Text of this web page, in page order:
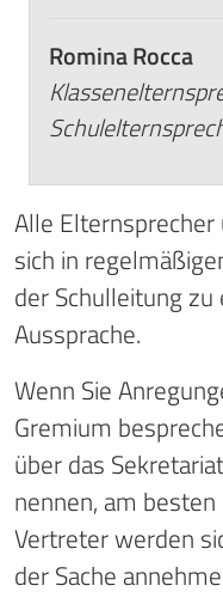
Romina Rocca
Alle
sich in
der Schulleitung
Aussprache.
Wenn Sie
Gremium
über das
nennen, am
Vertreter werden
der Sache